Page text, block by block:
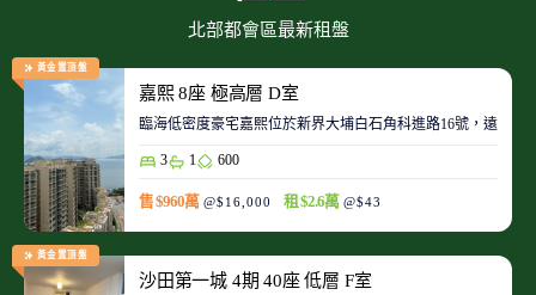
北部都會區最新租盤
黃金置頂盤
嘉熙 8座 極高層 D室
臨海低密度豪宅嘉熙位於新界大埔白石角科進路16號，遠離
3 1 600
售 $960萬 @$16,000 租 $2.6萬 @$43
黃金置頂盤
沙田第一城 4期 40座 低層 F室